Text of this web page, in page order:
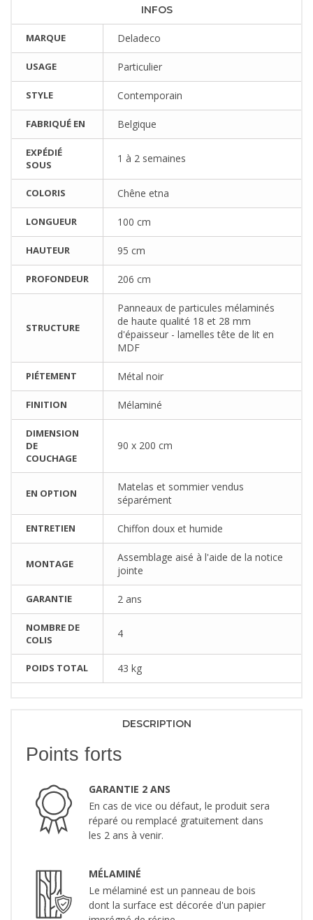
INFOS
MARQUE Deladeco
USAGE Particulier
STYLE Contemporain
FABRIQUÉ EN Belgique
EXPÉDIÉ
SOUS
1 à 2 semaines
COLORIS Chêne etna
LONGUEUR 100 cm
HAUTEUR 95 cm
PROFONDEUR 206 cm
STRUCTURE
Panneaux de particules mélaminés
de haute qualité 18 et 28 mm
d'épaisseur - lamelles tête de lit en
MDF
PIÉTEMENT Métal noir
FINITION Mélaminé
DIMENSION
DE
COUCHAGE
90 x 200 cm
EN OPTION
Matelas et sommier vendus
séparément
ENTRETIEN Chiffon doux et humide
MONTAGE
Assemblage aisé à l'aide de la notice
jointe
GARANTIE 2 ans
NOMBRE DE
COLIS
4
POIDS TOTAL 43 kg
DESCRIPTION
Points forts
GARANTIE 2 ANS
En cas de vice ou défaut, le produit sera
réparé ou remplacé gratuitement dans
les 2 ans à venir.
MÉLAMINÉ
Le mélaminé est un panneau de bois
dont la surface est décorée d'un papier